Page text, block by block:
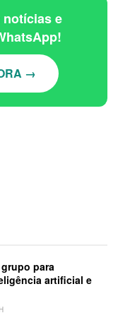
notícias e
→
para
artificial e